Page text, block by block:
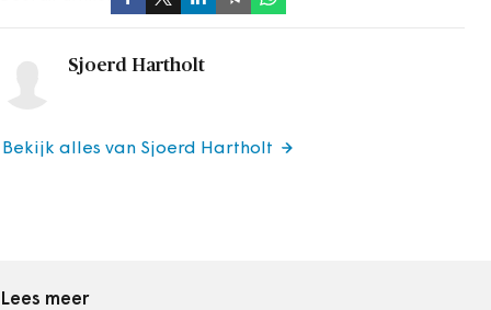
Sjoerd Hartholt
Bekijk alles van Sjoerd Hartholt
Lees meer